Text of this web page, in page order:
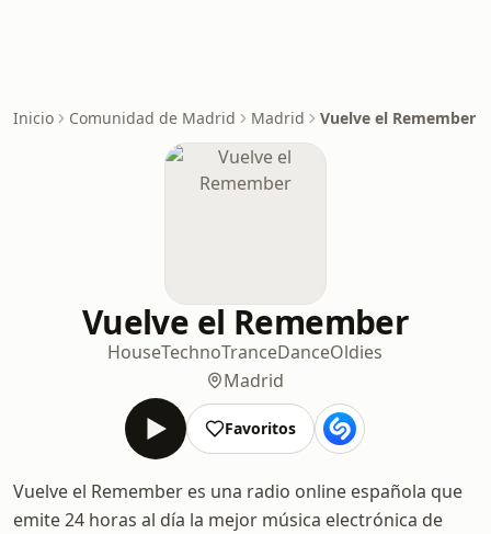
Inicio Comunidad de Madrid Madrid Vuelve el Remember
Vuelve el Remember
HouseTechnoTranceDanceOldies
Madrid
Favoritos
Vuelve el Remember es una radio online española que
emite 24 horas al día la mejor música electrónica de